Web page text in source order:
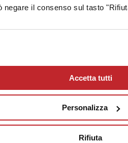
negare il consenso sul tasto
Accetta tutti
Personalizza
Rifiuta